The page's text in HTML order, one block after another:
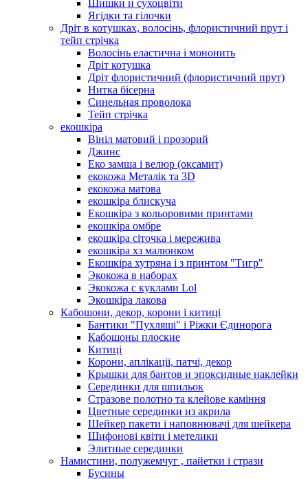
Шишки и сухоцвіти
Ягідки та гілочки
Дріт в котушках, волосінь, флористичний прут і
тейп стрічка
Волосінь еластична і мононить
Дріт котушка
Дріт флористичний (флористичний прут)
Нитка бісерна
Синельная проволока
Тейп стрічка
екошкіра
Вініл матовий і прозорий
Джинс
Еко замша і велюр (оксамит)
екокожа Металік та 3D
екокожа матова
екошкіра блискуча
Екошкіра з кольоровими принтами
екошкіра омбре
екошкіра сіточка і мережива
екошкіра хз малюнком
Екошкіра хутряна і з принтом "Тигр"
Экокожа в наборах
Экокожа с куклами Lol
Экошкiра лакова
Кабошони, декор, корони і китиці
Бантики "Пухляші" і Ріжки Єдинорога
Кабошоны плоские
Китиці
Корони, аплікації, патчі, декор
Крышки для бантов и эпоксидные наклейки
Серединки для шпильок
Стразове полотно та клейове каміння
Цветные серединки из акрила
Шейкер пакети і наповнювачі для шейкера
Шифонові квіти і метелики
Элитные серединки
Намистини, полужемчуг , пайетки і стрази
Бусины